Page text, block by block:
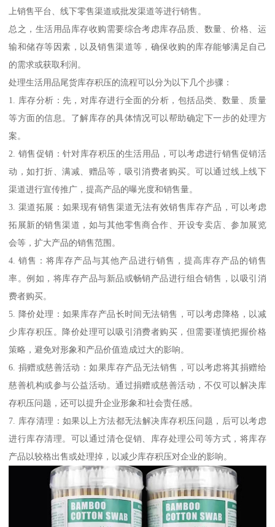
上销售平台、线下零售渠道或批发渠道等进行销售。
总之，生活用品库存收购需要综合考虑库存品质、数量、价格、运
输和储存等因素，以及销售渠道等，确保收购的库存能够满足自己
的需求或获取利润。
处理生活用品尾货库存积压的流程可以分为以下几个步骤：
1. 库存分析：先，对库存进行全面的分析，包括品类、数量、质量
等方面的信息。了解库存的具体情况可以帮助确定下一步的处理方
案。
2. 销售促销：针对库存积压的生活用品，可以考虑进行销售促销活
动，如打折、满减、赠品等，吸引消费者购买。可以通过线上线下
渠道进行宣传推广，提高产品的曝光度和销售量。
3. 渠道拓展：如果现有销售渠道无法有效销售库存产品，可以考虑
拓展新的销售渠道，如与其他零售商合作、开设专卖店、参加展览
会等，扩大产品的销售范围。
4. 销售：将库存产品与其他产品进行销售，提高库存产品的销售
率。例如，将库存产品与新品或畅销产品进行组合销售，以吸引消
费者购买。
5. 降价处理：如果库存产品长时间无法销售，可以考虑降格，以减
少库存积压。降价处理可以吸引消费者购买，但需要谨慎把握价格
策略，避免对形象和产品价值造成过大的影响。
6. 捐赠或慈善活动：如果库存产品无法销售，可以考虑将其捐赠给
慈善机构或参与公益活动。通过捐赠或慈善活动，不仅可以解决库
存积压问题，还可以提升企业形象和社会责任感。
7. 库存清理：如果以上方法都无法解决库存积压问题，后可以考虑
进行库存清理。可以通过清仓促销、库存处理公司等方式，将库存
产品以较格出售或处理掉，以减少库存积压对企业的影响。